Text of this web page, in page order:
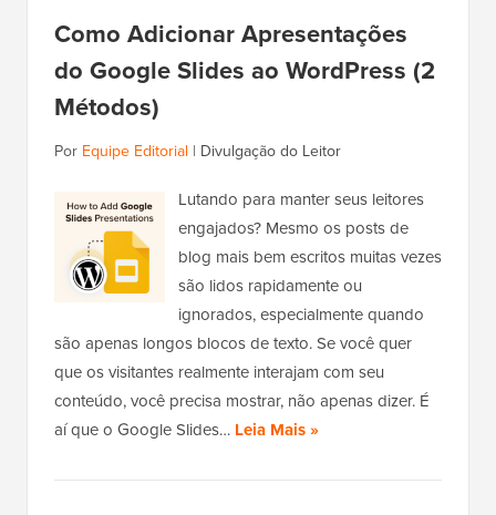
Como Adicionar Apresentações
do Google Slides ao WordPress (2
Métodos)
Por Equipe Editorial | Divulgação do Leitor
Lutando para manter seus leitores
engajados? Mesmo os posts de
blog mais bem escritos muitas vezes
são lidos rapidamente ou
ignorados, especialmente quando
são apenas longos blocos de texto. Se você quer
que os visitantes realmente interajam com seu
conteúdo, você precisa mostrar, não apenas dizer. É
aí que o Google Slides… Leia Mais »